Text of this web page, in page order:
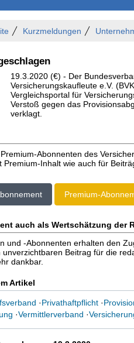
Kurzmeldungen
19.3.2020 (€) - Der
Versicherungskaufleute e.V.
Vergleichsportal für
Verstoß gegen das
verklagt.
Abonnenten des
Inhalt wie auch für
Premium-
auch als Wertschätzung der
und -Abonnenten erhalten den
Beitrag für die
dankbar.
Artikel
·Privathaftpflicht·
·Vermittlerverband ·